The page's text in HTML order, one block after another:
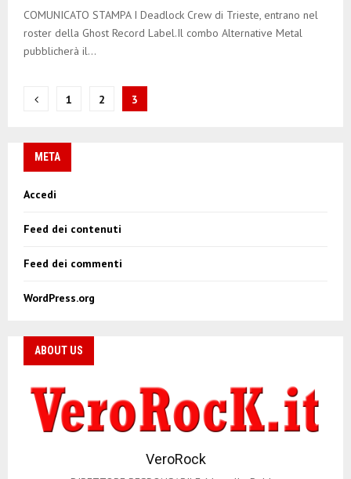
COMUNICATO STAMPA I Deadlock Crew di Trieste, entrano nel
roster della Ghost Record Label.Il combo Alternative Metal
pubblicherà il...
N
i
a
z
i
e
1 2 3
META
Accedi
Feed dei contenuti
Feed dei commenti
WordPress.org
ABOUT US
VeroRock